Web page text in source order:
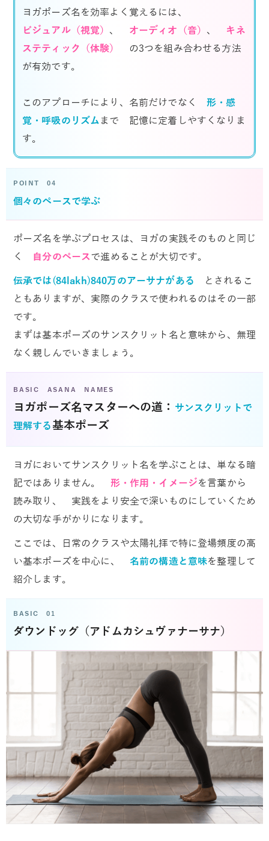
ヨガポーズ名を効率よく覚えるには、
ビジュアル（視覚） 、 オーディオ（音） 、 キネ
ステティック（体験）
の3つを組み合わせる方法
が有効です。
このアプローチにより、名前だけでなく形・感
覚・呼吸のリズム まで 記憶に定着しやすくなりま
す。
POINT 04
個々のペースで学ぶ
ポーズ名を学ぶプロセスは、ヨガの実践そのものと同じ
く 自分のペースで進めることが大切です。
伝承では(84lakh)840万のアーサナがある
とされるこ
ともありますが、実際のクラスで使われるのはその一部
です。
まずは基本ポーズのサンスクリット名と意味から、無理
なく親しんでいきましょう。
BASIC ASANA NAMES
ヨガポーズ名マスターへの道： サンスクリットで
理解する基本ポーズ
ヨガにおいてサンスクリット名を学ぶことは、単なる暗
記ではありません。 形・作用・イメージを言葉から
読み取り、 実践をより安全で深いものにしていくため
の大切な手がかりになります。
ここでは、日常のクラスや太陽礼拝で特に登場頻度の高
い基本ポーズを中心に、 名前の構造と意味を整理して
紹介します。
BASIC 01
ダウンドッグ（アドムカシュヴァナーサナ）